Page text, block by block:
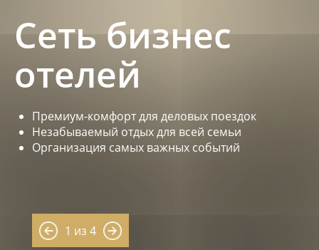
Сеть бизнес
отелей
Премиум-комфорт для деловых поездок
Незабываемый отдых для всей семьи
Организация самых важных событий
1 из 4